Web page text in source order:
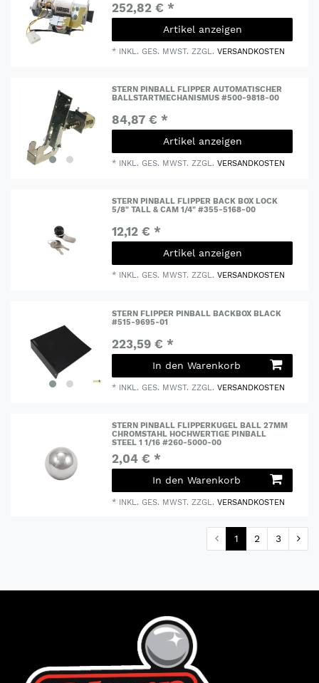
252,82 € *
Artikel anzeigen
* INKL. GES. MWST. ZZGL.VERSANDKOSTEN
STERN PINBALL FLIPPER AUTOMATISCHER
BALLSTARTMECHANISMUS #500-9818-00
84,87 € *
Artikel anzeigen
* INKL. GES. MWST. ZZGL.VERSANDKOSTEN
STERN PINBALL FLIPPER BACK BOX LOCK
5/8" TALL & CAM 1/4" #355-5168-00
12,12 € *
Artikel anzeigen
* INKL. GES. MWST. ZZGL.VERSANDKOSTEN
STERN FLIPPER PINBALL BACKBOX BLACK
#515-9695-01
223,59 € *
In den Warenkorb
* INKL. GES. MWST. ZZGL.VERSANDKOSTEN
STERN PINBALL FLIPPERKUGEL BALL 27MM
CHROMSTAHL HOCHWERTIGE PINBALL
STEEL 1 1/16 #260-5000-00
2,04 € *
In den Warenkorb
* INKL. GES. MWST. ZZGL.VERSANDKOSTEN
1 2 3